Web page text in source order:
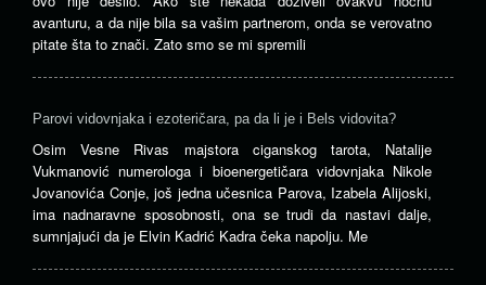
avanturu, a da nije bila sa vašim partnerom, onda se verovatno
pitate šta to znači. Zato smo se mi spremili
Parovi vidovnjaka i ezoteričara, pa da li je i Bels vidovita?
Osim Vesne Rivas majstora ciganskog tarota, Natalije
Vukmanović numerologa i bioenergetičara vidovnjaka Nikole
Jovanovića Conje, još jedna učesnica Parova, Izabela Alijoski,
ima nadnaravne sposobnosti, ona se trudi da nastavi dalje,
sumnjajući da je Elvin Kadrić Kadra čeka napolju. Me